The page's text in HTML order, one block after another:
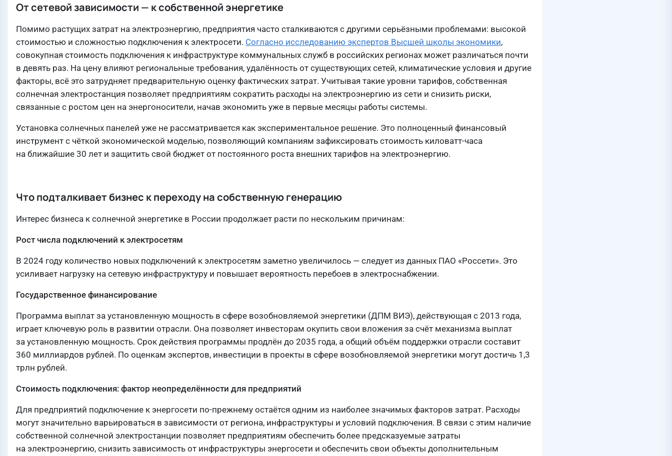
От сетевой зависимости — к собственной энергетике
Помимо растущих затрат на электроэнергию, предприятия часто сталкиваются с другими серьёзными проблемами: высокой
стоимостью и сложностью подключения к электросети. Согласно исследованию экспертов Высшей школы экономики,
совокупная стоимость подключения к инфраструктуре коммунальных служб в российских регионах может различаться почти
в девять раз. На цену влияют региональные требования, удалённость от существующих сетей, климатические условия и другие
факторы, всё это затрудняет предварительную оценку фактических затрат. Учитывая такие уровни тарифов, собственная
солнечная электростанция позволяет предприятиям сократить расходы на электроэнергию из сети и снизить риски,
связанные с ростом цен на энергоносители, начав экономить уже в первые месяцы работы системы.
Установка солнечных панелей уже не рассматривается как экспериментальное решение. Это полноценный финансовый
инструмент с чёткой экономической моделью, позволяющий компаниям зафиксировать стоимость киловатт-часа
на ближайшие 30 лет и защитить свой бюджет от постоянного роста внешних тарифов на электроэнергию.
Что подталкивает бизнес к переходу на собственную генерацию
Интерес бизнеса к солнечной энергетике в России продолжает расти по нескольким причинам:
Рост числа подключений к электросетям
В 2024 году количество новых подключений к электросетям заметно увеличилось — следует из данных ПАО «Россети». Это
усиливает нагрузку на сетевую инфраструктуру и повышает вероятность перебоев в электроснабжении.
Государственное финансирование
Программа выплат за установленную мощность в сфере возобновляемой энергетики (ДПМ ВИЭ), действующая с 2013 года,
играет ключевую роль в развитии отрасли. Она позволяет инвесторам окупить свои вложения за счёт механизма выплат
за установленную мощность. Срок действия программы продлён до 2035 года, а общий объём поддержки отрасли составит
360 миллиардов рублей. По оценкам экспертов, инвестиции в проекты в сфере возобновляемой энергетики могут достичь 1,3
трлн рублей.
Стоимость подключения: фактор неопределённости для предприятий
Для предприятий подключение к энергосети по-прежнему остаётся одним из наиболее значимых факторов затрат. Расходы
могут значительно варьироваться в зависимости от региона, инфраструктуры и условий подключения. В связи с этим наличие
собственной солнечной электростанции позволяет предприятиям обеспечить более предсказуемые затраты
на электроэнергию, снизить зависимость от инфраструктуры энергосети и обеспечить свои объекты дополнительным